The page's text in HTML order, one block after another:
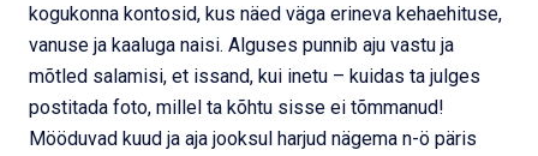
kogukonna kontosid, kus näed väga erineva kehaehituse,
vanuse ja kaaluga naisi. Alguses punnib aju vastu ja
mõtled salamisi, et issand, kui inetu – kuidas ta julges
postitada foto, millel ta kõhtu sisse ei tõmmanud!
Mööduvad kuud ja aja jooksul harjud nägema n-ö päris